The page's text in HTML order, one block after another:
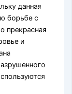
данная
борьбе с
прекрасная
и